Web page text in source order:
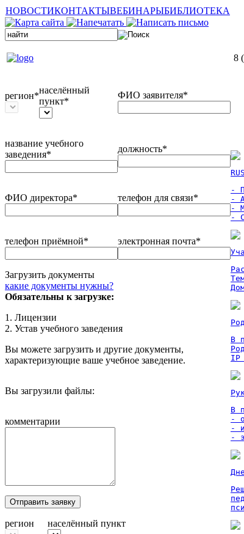
НОВОСТИКОНТАКТЫВЕБИНАРЫБИБЛИОТЕКА
8
регион*
населённый
пункт*
ФИО заявителя*
название учебного
заведения*
должность*
ФИО директора* телефон для связи*
телефон приёмной* электронная почта*
Загрузить документы
какие документы нужны?
Обязательны к загрузке:
1. Лицензии
2. Устав учебного заведения
Вы можете загрузить и другие документы,
характеризующие ваше учебное заведение.
Вы загрузили файлы:
комментарии
Отправить заявку
регион населённый пункт
-
-
-
-
В
IP
В
-
-
-